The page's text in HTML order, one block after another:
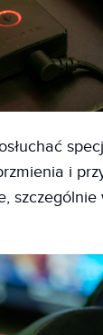
i
szczególnie